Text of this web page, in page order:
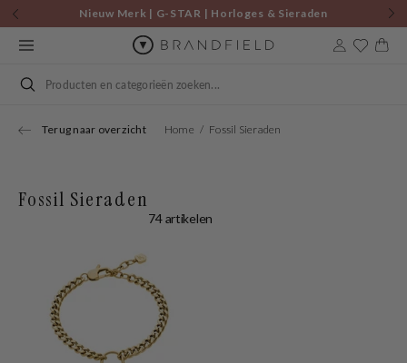
Skip to
content
Nieuw Merk | G-STAR | Horloges & Sieraden
Cart
Search
Terug naar overzicht Home Fossil Sieraden
Fossil Sieraden
74 artikelen